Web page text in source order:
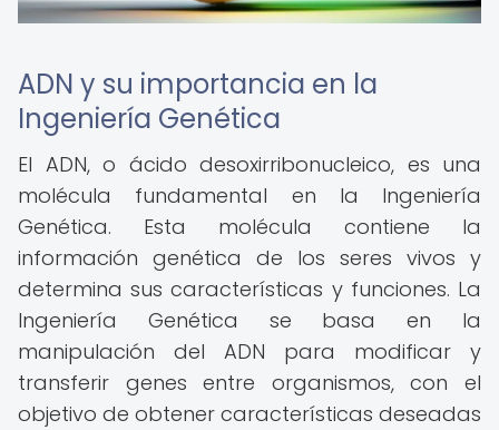
ADN y su importancia en la
Ingeniería Genética
El ADN, o ácido desoxirribonucleico, es una
molécula fundamental en la Ingeniería
Genética. Esta molécula contiene la
información genética de los seres vivos y
determina sus características y funciones. La
Ingeniería Genética se basa en la
manipulación del ADN para modificar y
transferir genes entre organismos, con el
objetivo de obtener características deseadas